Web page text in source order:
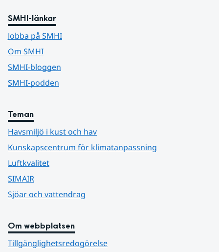
SMHI-länkar
Jobba på SMHI
Om SMHI
SMHI-bloggen
SMHI-podden
Teman
Havsmiljö i kust och hav
Kunskapscentrum för klimatanpassning
Luftkvalitet
SIMAIR
Sjöar och vattendrag
Om webbplatsen
Tillgänglighetsredogörelse